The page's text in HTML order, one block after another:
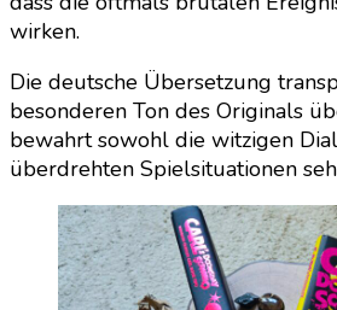
wirken.
Die deutsche Übersetzung
besonderen Ton des Originals
bewahrt sowohl die witzigen
überdrehten Spielsituationen